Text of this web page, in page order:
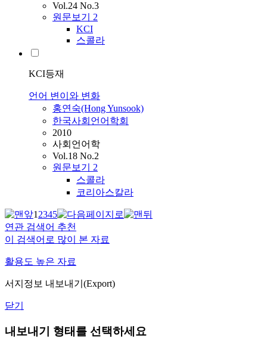
Vol.24 No.3
원문보기 2
KCI
스콜라
KCI등재
언어 변이와 변화
홍연숙(Hong Yunsook)
한국사회언어학회
2010
사회언어학
Vol.18 No.2
원문보기 2
스콜라
코리아스칼라
12345
연관 검색어 추천
이 검색어로 많이 본 자료
활용도 높은 자료
서지정보 내보내기(Export)
닫기
내보내기 형태를 선택하세요